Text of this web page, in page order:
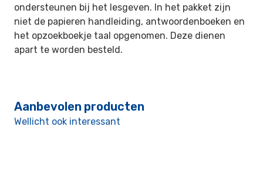
ondersteunen bij het lesgeven. In het pakket zijn
niet de papieren handleiding, antwoordenboeken en
het opzoekboekje taal opgenomen. Deze dienen
apart te worden besteld.
Aanbevolen producten
Wellicht ook interessant